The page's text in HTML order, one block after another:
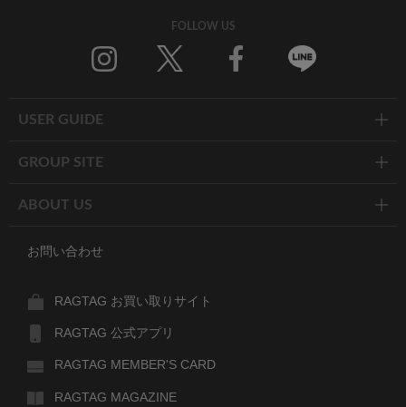
FOLLOW US
USER GUIDE
GROUP SITE
ABOUT US
お問い合わせ
RAGTAG お買い取りサイト
RAGTAG 公式アプリ
RAGTAG MEMBER'S CARD
RAGTAG MAGAZINE